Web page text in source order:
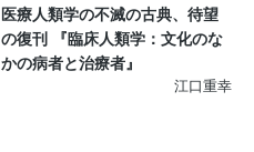
医療人類学の不滅の古典、待望
の復刊 『臨床人類学：文化のな
かの病者と治療者』
江口重幸